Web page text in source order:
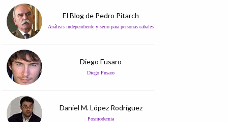
El Blog de Pedro Pitarch
Análisis independiente y serio para personas cabales
Diego Fusaro
Diego Fusaro
Daniel M. López Rodríguez
Posmodernia